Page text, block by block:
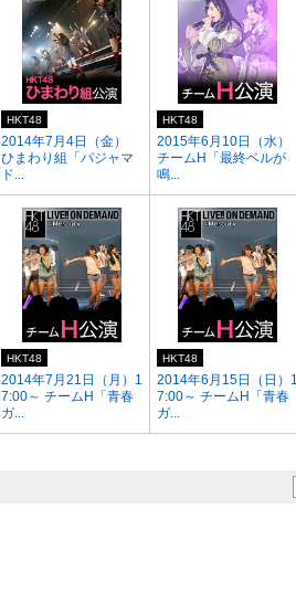
2014年7月4日（金）
ひまわり組「パジャマ
ド...
HKT48
2015年6月10日（水）
チームH「最終ベルが
鳴...
HKT48
2014年7月21日（月）1
7:00～ チームH「青春
ガ...
HKT48
2014年6月15日（日）1
7:00～ チームH「青春
ガ...
HKT48